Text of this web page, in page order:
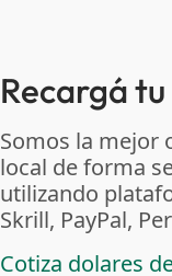
Recargá
Somos la mejor
local de forma
utilizando
Skrill, PayPal,
Cotiza dolares